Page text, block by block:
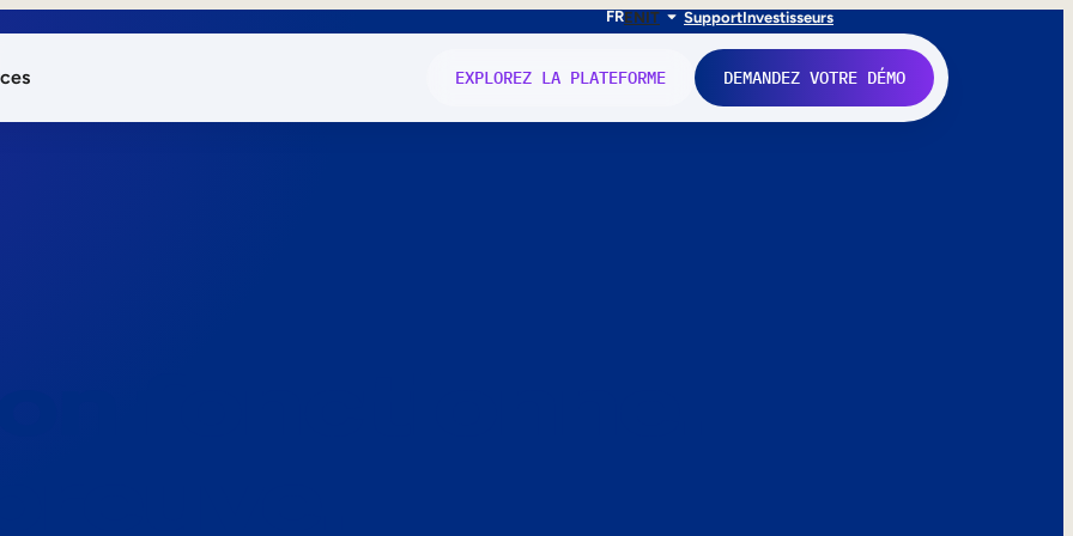
FRENIT SupportInvestisseurs
EXPLOREZ LA PLATEFORME DEMANDEZ VOTRE DÉMO